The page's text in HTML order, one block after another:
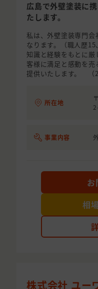
広島で外壁塗装に
たします。
私は、外壁塗装専門会
なります。（職人歴
知識と経験をもとに
客様に満足と感動を
提供いたします。 （
所在地
事業内容
お
相
株式会社 ユー